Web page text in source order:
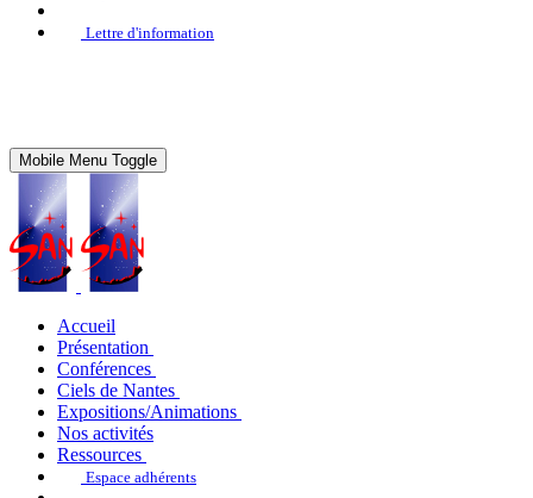
Lettre d'information
Mobile Menu Toggle
Accueil
Présentation
Conférences
Ciels de Nantes
Expositions/Animations
Nos activités
Ressources
Espace adhérents